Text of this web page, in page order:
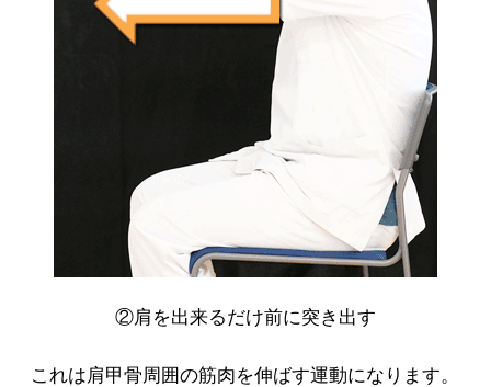
②肩を出来るだけ前に突き出す
これは肩甲骨周囲の筋肉を伸ばす運動になります。